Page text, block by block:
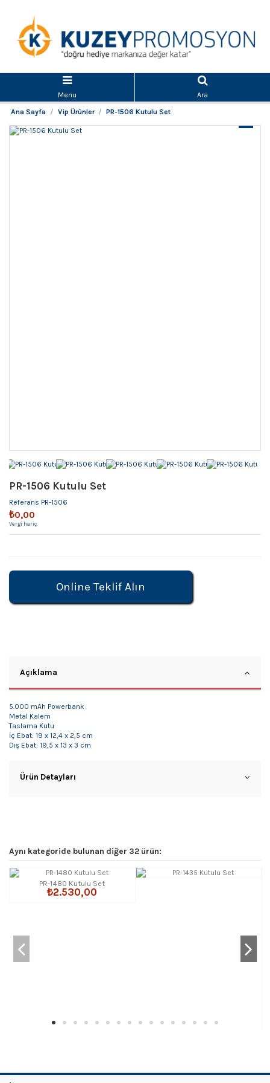
Menu
Ara
Ana Sayfa
Vip Ürünler PR-1506 Kutulu Set
PR-1506 Kutulu Set
Referans PR-1506
₺0,00
Vergi hariç
Online Teklif Alın
Açıklama
5.000 mAh Powerbank
Metal Kalem
Taslama Kutu
İç Ebat: 19 x 12,4 x 2,5 cm
Dış Ebat: 19,5 x 13 x 3 cm
Ürün Detayları
Aynı kategoride bulunan diğer 32 ürün:
PR-1480 Kutulu Set
₺2.530,00